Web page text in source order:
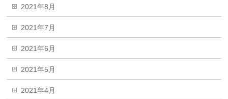
2021年8月
2021年7月
2021年6月
2021年5月
2021年4月